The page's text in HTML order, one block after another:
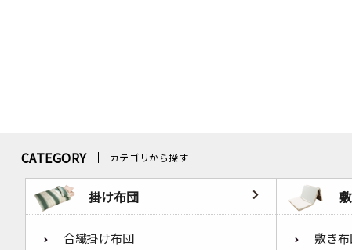
CATEGORY カテゴリから探す
掛け布団
合繊掛け布団
敷き